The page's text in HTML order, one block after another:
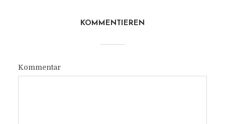
KOMMENTIEREN
Kommentar